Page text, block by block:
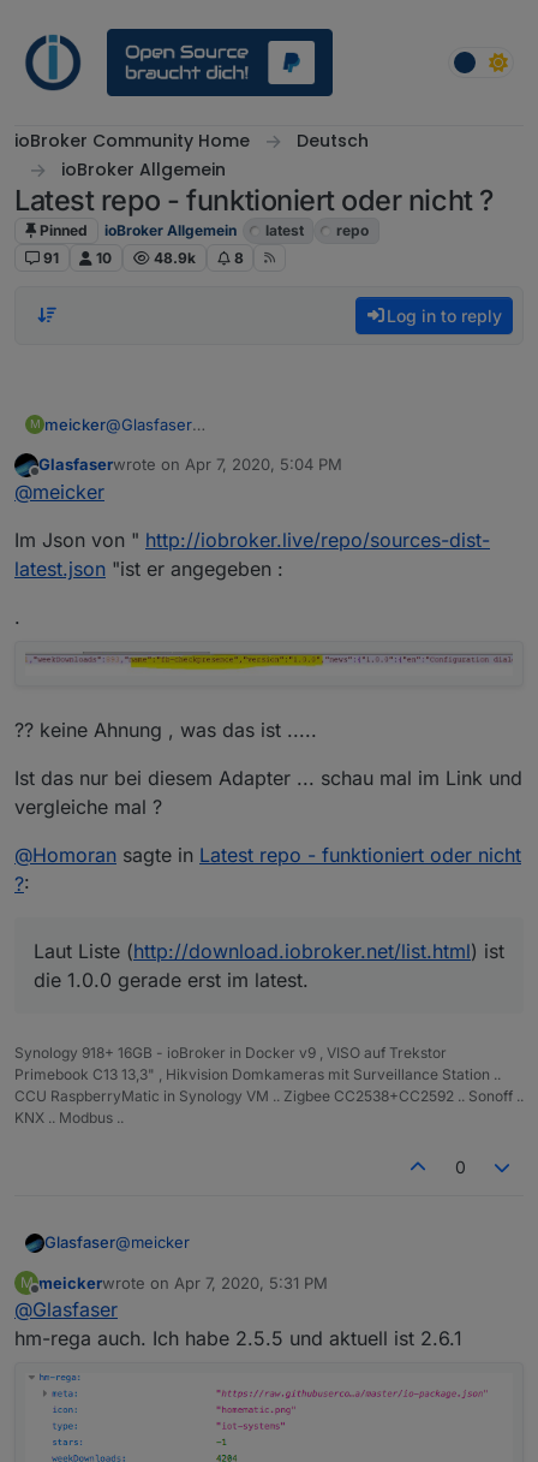
ioBroker Community Home
Deutsch
ioBroker Allgemein
Latest repo - funktioniert oder nicht ?
Pinned ioBroker Allgemein latest
repo
91
10 48.9k 8
Log in to reply
M meicker@Glasfaser
Offline
Glasfaserwrote on Apr 7, 2020, 5:04 PM
last edited by
@meicker
Im Json von " http://iobroker.live/repo/sources-dist-
latest.json "ist er angegeben :
.
?? keine Ahnung , was das ist .....
Ist das nur bei diesem Adapter ... schau mal im Link und
vergleiche mal ?
@Homoran sagte in Latest repo - funktioniert oder nicht
?:
Laut Liste (http://download.iobroker.net/list.html) ist
die 1.0.0 gerade erst im latest.
Synology 918+ 16GB - ioBroker in Docker v9 , VISO auf Trekstor
Primebook C13 13,3" , Hikvision Domkameras mit Surveillance Station ..
CCU RaspberryMatic in Synology VM .. Zigbee CC2538+CC2592 .. Sonoff ..
KNX .. Modbus ..
0
Glasfaser@meicker
Im Json von " http://iobroker.live/repo/sources-dist-
latest.json
.
Ist das nur bei diesem Adapter ... schau mal im Link
M
Offline
meickerwrote on Apr 7, 2020, 5:31 PM
last edited by
@Glasfaser
hm-rega auch. Ich habe 2.5.5 und aktuell ist 2.6.1